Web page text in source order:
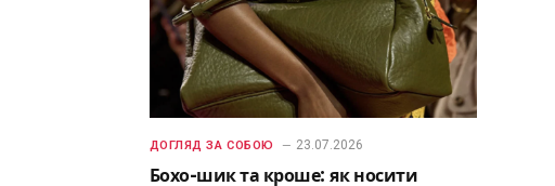
ДОГЛЯД ЗА СОБОЮ 23.07.2026
Бохо-шик та кроше: як носити